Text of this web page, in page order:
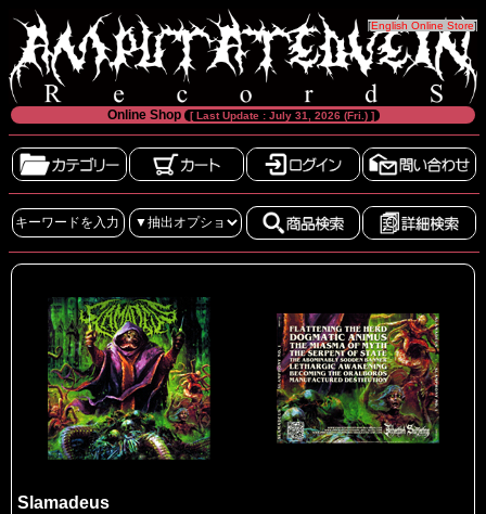
[English Online Store]
Online Shop [ Last Update : July 31, 2026 (Fri.) ]
Slamadeus